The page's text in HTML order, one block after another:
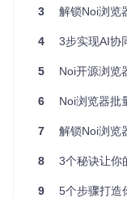
国内服务：通义
行为模拟：符合
3 解锁Noi浏览
4 3步实现AI协
5 Noi开源浏览
6 Noi浏览器批
7 解锁Noi浏览
8 3个秘诀让你
9 5个步骤打造你